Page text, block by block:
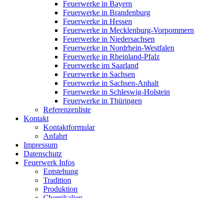
Feuerwerke in Bayern
Feuerwerke in Brandenburg
Feuerwerke in Hessen
Feuerwerke in Mecklenburg-Vorpommern
Feuerwerke in Niedersachsen
Feuerwerke in Nordrhein-Westfalen
Feuerwerke in Rheinland-Pfalz
Feuerwerke im Saarland
Feuerwerke in Sachsen
Feuerwerke in Sachsen-Anhalt
Feuerwerke in Schleswig-Holstein
Feuerwerke in Thüringen
Referenzenliste
Kontakt
Kontaktformular
Anfahrt
Impressum
Datenschutz
Feuerwerk Infos
Entstehung
Tradition
Produktion